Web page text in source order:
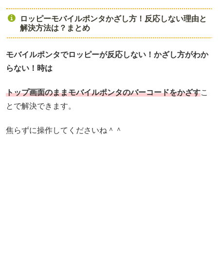
ロッピーモバイルポンタかざし方！反応しない理由と
解決方法は？まとめ
モバイルポンタでロッピーが反応しない！かざし方がわか
らない！時は
トップ画面のままモバイルポンタのバーコードをかざすこ
とで解決できます。
焦らずに操作してくださいね＾＾